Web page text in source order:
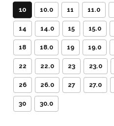
10 10.0 11 11.0
14 14.0 15 15.0
18 18.0 19 19.0
22 22.0 23 23.0
26 26.0 27 27.0
30 30.0